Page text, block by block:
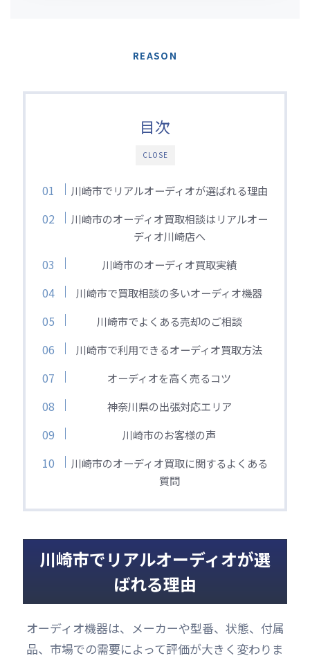
REASON
CLOSE
目次
川崎市でリアルオーディオが選ばれる理由
川崎市のオーディオ買取相談はリアルオー
ディオ川崎店へ
川崎市のオーディオ買取実績
川崎市で買取相談の多いオーディオ機器
川崎市でよくある売却のご相談
川崎市で利用できるオーディオ買取方法
オーディオを高く売るコツ
神奈川県の出張対応エリア
川崎市のお客様の声
川崎市のオーディオ買取に関するよくある
質問
川崎市でリアルオーディオが選
ばれる理由
オーディオ機器は、メーカーや型番、状態、付属
品、市場での需要によって評価が大きく変わりま